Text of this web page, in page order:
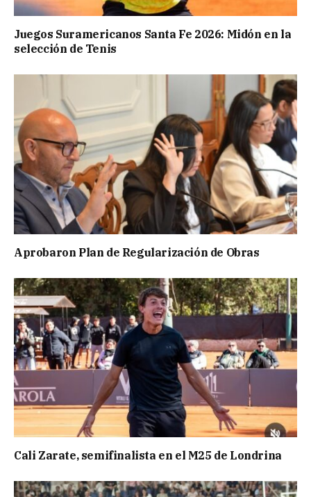
Juegos Suramericanos Santa Fe 2026: Midón en la
selección de Tenis
Aprobaron Plan de Regularización de Obras
Cali Zarate, semifinalista en el M25 de Londrina